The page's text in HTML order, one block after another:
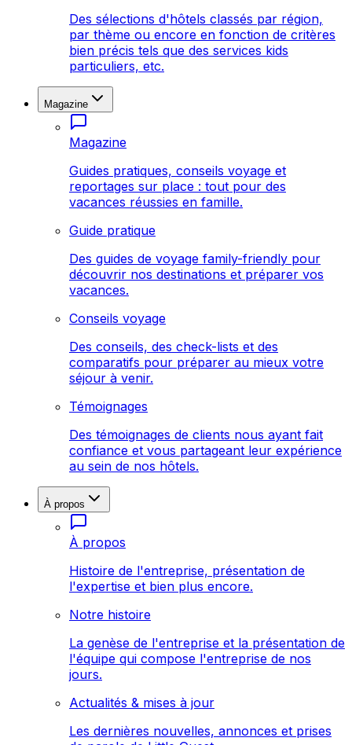
Des sélections d'hôtels classés par région,
par thème ou encore en fonction de critères
bien précis tels que des services kids
particuliers, etc.
Magazine
Magazine
Guides pratiques, conseils voyage et
reportages sur place : tout pour des
vacances réussies en famille.
Guide pratique
Des guides de voyage family-friendly pour
découvrir nos destinations et préparer vos
vacances.
Conseils voyage
Des conseils, des check-lists et des
comparatifs pour préparer au mieux votre
séjour à venir.
Témoignages
Des témoignages de clients nous ayant fait
confiance et vous partageant leur expérience
au sein de nos hôtels.
À propos
À propos
Histoire de l'entreprise, présentation de
l'expertise et bien plus encore.
Notre histoire
La genèse de l'entreprise et la présentation de
l'équipe qui compose l'entreprise de nos
jours.
Actualités & mises à jour
Les dernières nouvelles, annonces et prises